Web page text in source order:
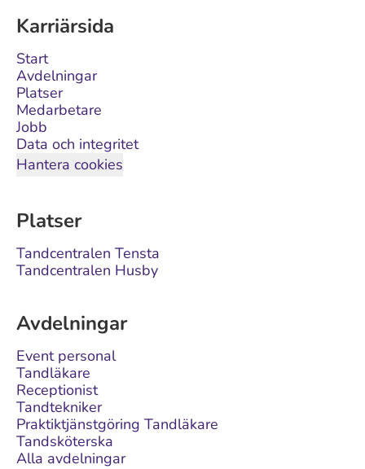
Karriärsida
Start
Avdelningar
Platser
Medarbetare
Jobb
Data och integritet
Hantera cookies
Platser
Tandcentralen Tensta
Tandcentralen Husby
Avdelningar
Event personal
Tandläkare
Receptionist
Tandtekniker
Praktiktjänstgöring Tandläkare
Tandsköterska
Alla avdelningar